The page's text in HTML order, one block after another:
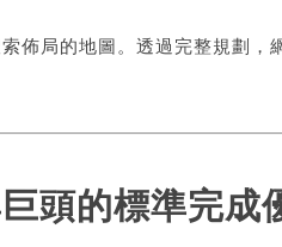
佈局的地圖。透過完整規劃，
頭的標準完成